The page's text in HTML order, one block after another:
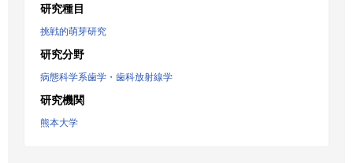
研究種目
挑戦的萌芽研究
研究分野
病態科学系歯学・歯科放射線学
研究機関
熊本大学